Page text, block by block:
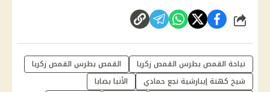
شارك
نياحة القمص بطرس القمص زكريا
القمص بطرس القمص زكريا
شيخ كهنة إيبارشية نجع حمادي
الأنبا بضابا